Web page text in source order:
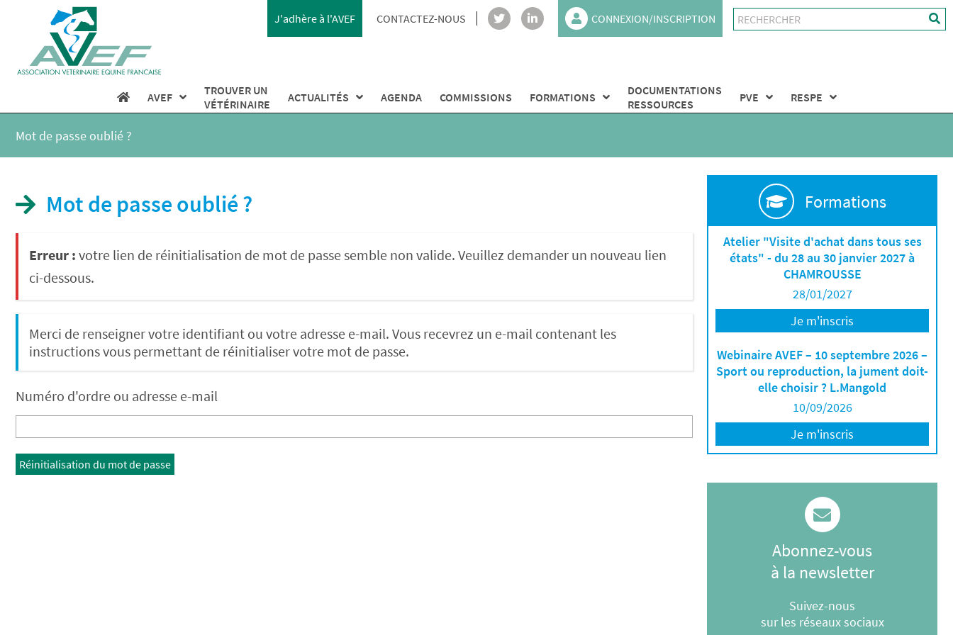
J'adhère à l'AVEF CONTACTEZ-NOUS CONNEXION/INSCRIPTION
AVEF
TROUVER UN
VÉTÉRINAIRE
ACTUALITÉS AGENDA COMMISSIONS FORMATIONS
DOCUMENTATIONS
RESSOURCES
PVE RESPE
Mot de passe oublié ?
Mot de passe oublié ?
Erreur : votre lien de réinitialisation de mot de passe semble non valide. Veuillez demander un nouveau lien
ci-dessous.
Merci de renseigner votre identifiant ou votre adresse e-mail. Vous recevrez un e-mail contenant les
instructions vous permettant de réinitialiser votre mot de passe.
Numéro d'ordre ou adresse e-mail
Réinitialisation du mot de passe
Formations
Atelier "Visite d'achat dans tous ses
états" - du 28 au 30 janvier 2027 à
CHAMROUSSE
28/01/2027
Je m'inscris
Webinaire AVEF – 10 septembre 2026 –
Sport ou reproduction, la jument doit-
elle choisir ? L.Mangold
10/09/2026
Je m'inscris
Abonnez-vous
à la newsletter
Suivez-nous
sur les réseaux sociaux